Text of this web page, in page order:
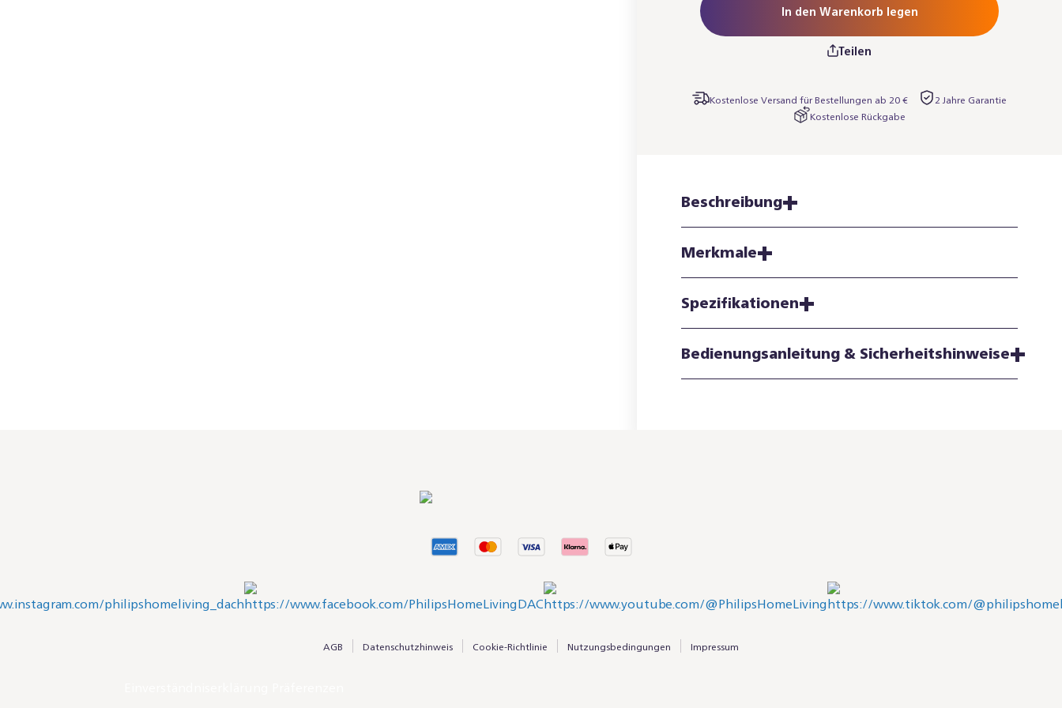
In den Warenkorb legen
Teilen
Kostenlose Versand für Bestellungen ab 20 €
2 Jahre Garantie
Kostenlose Rückgabe
Beschreibung
Merkmale
Spezifikationen
Bedienungsanleitung & Sicherheitshinweise
AGB Datenschutzhinweis Cookie-Richtlinie Nutzungsbedingungen Impressum